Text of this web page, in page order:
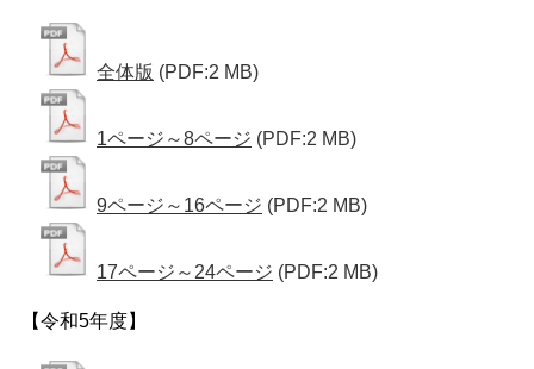
全体版 (PDF:2 MB)
1ページ～8ページ (PDF:2 MB)
9ページ～16ページ (PDF:2 MB)
17ページ～24ページ (PDF:2 MB)
【令和5年度】